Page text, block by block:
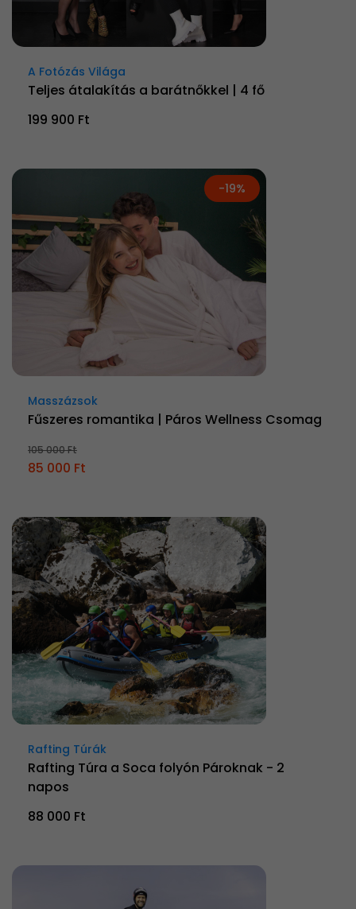
A Fotózás Világa
Teljes átalakítás a barátnőkkel | 4 fő
199 900 Ft
-19%
Masszázsok
Fűszeres romantika | Páros Wellness Csomag
105 000 Ft
85 000 Ft
Rafting Túrák
Rafting Túra a Soca folyón Pároknak - 2
napos
88 000 Ft